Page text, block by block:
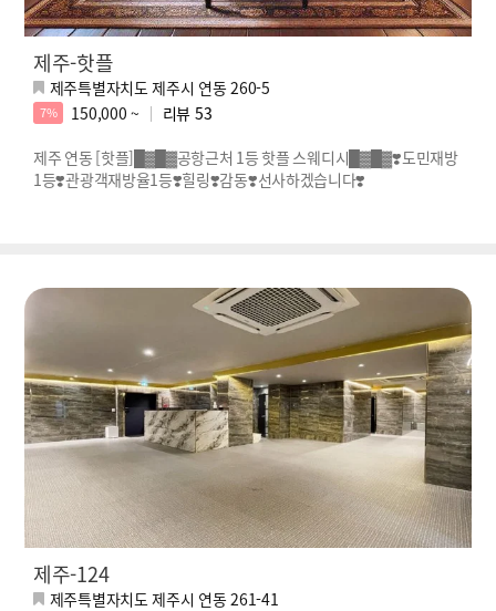
제주-핫플
제주특별자치도 제주시 연동 260-5
7% 150,000 ~ 리뷰 53
제주 연동 [핫플]█▓█▓공항근처 1등 핫플 스웨디시█▓█▓❣️도민재방
1등❣️관광객재방율1등❣️힐링❣️감동❣️선사하겠습니다❣️
제주-124
제주특별자치도 제주시 연동 261-41